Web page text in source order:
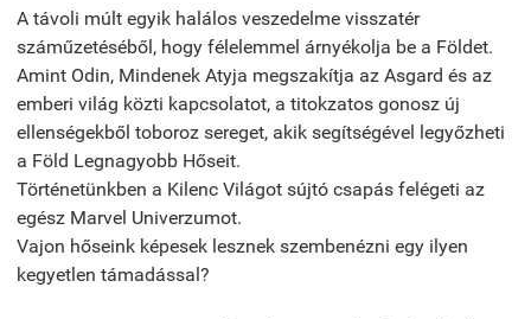
A távoli múlt egyik halálos veszedelme visszatér
száműzetéséből, hogy félelemmel árnyékolja be a Földet.
Amint Odin, Mindenek Atyja megszakítja az Asgard és az
emberi világ közti kapcsolatot, a titokzatos gonosz új
ellenségekből toboroz sereget, akik segítségével legyőzheti
a Föld Legnagyobb Hőseit.
Történetünkben a Kilenc Világot sújtó csapás felégeti az
egész Marvel Univerzumot.
Vajon hőseink képesek lesznek szembenézni egy ilyen
kegyetlen támadással?